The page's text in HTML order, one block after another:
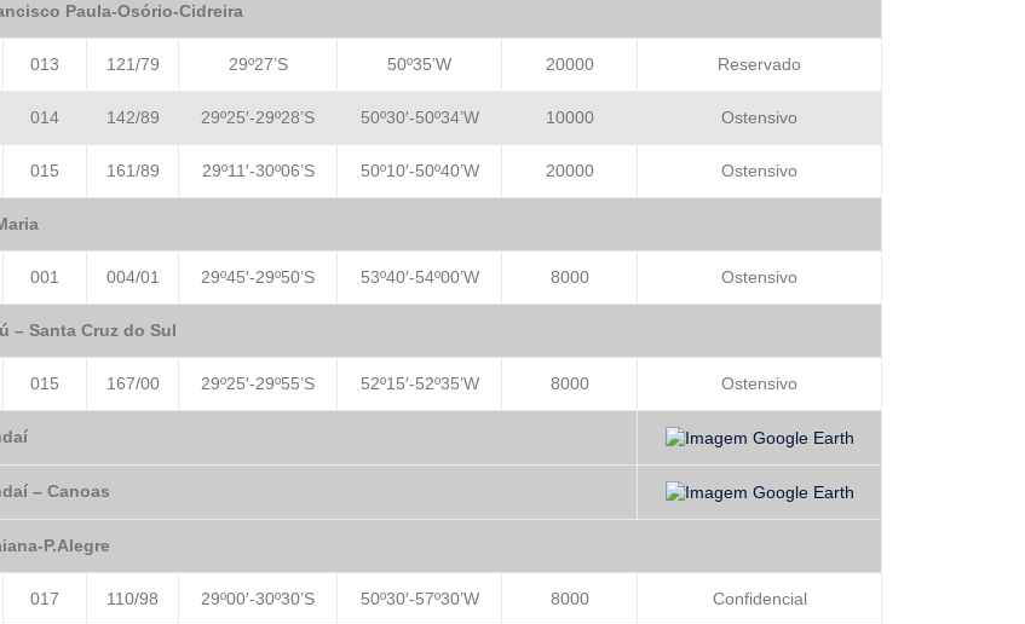
Paula-Osório-Cidreira
013 121/79 29º27’S 50º35’W 20000 Reservado
014 142/89 29º25′-29º28’S 50º30′-50º34’W 10000 Ostensivo
015 161/89 29º11′-30º06’S 50º10′-50º40’W 20000 Ostensivo
001 004/01 29º45′-29º50’S 53º40′-54º00’W 8000 Ostensivo
– Santa Cruz do Sul
015 167/00 29º25′-29º55’S 52º15′-52º35’W 8000 Ostensivo
– Canoas
P.Alegre
017 110/98 29º00′-30º30’S 50º30′-57º30’W 8000 Confidencial